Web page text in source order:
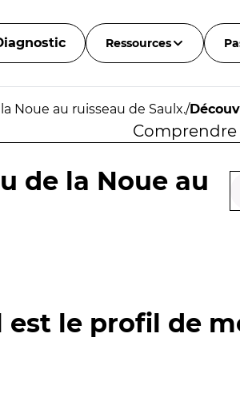
Ressources
Noue au ruisseau de Saulx./
Comprendre
de la Noue au
est le profil de